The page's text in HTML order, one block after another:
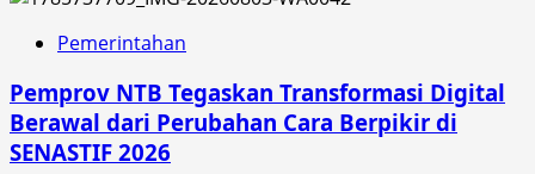
Pemerintahan
Pemprov NTB Tegaskan Transformasi Digital
Berawal dari Perubahan Cara Berpikir di
SENASTIF 2026